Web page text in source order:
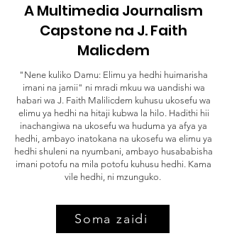
A Multimedia Journalism
Capstone na J. Faith
Malicdem
"Nene kuliko Damu: Elimu ya hedhi huimarisha
imani na jamii" ni mradi mkuu wa uandishi wa
habari wa J. Faith Malilicdem kuhusu ukosefu wa
elimu ya hedhi na hitaji kubwa la hilo. Hadithi hii
inachangiwa na ukosefu wa huduma ya afya ya
hedhi, ambayo inatokana na ukosefu wa elimu ya
hedhi shuleni na nyumbani, ambayo husababisha
imani potofu na mila potofu kuhusu hedhi. Kama
vile hedhi, ni mzunguko.
Soma zaidi